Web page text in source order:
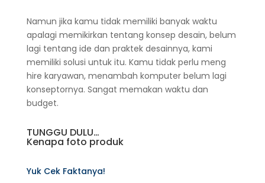
Namun jika kamu tidak memiliki banyak waktu
apalagi memikirkan tentang konsep desain, belum
lagi tentang ide dan praktek desainnya, kami
memiliki solusi untuk itu. Kamu tidak perlu meng
hire karyawan, menambah komputer belum lagi
konseptornya. Sangat memakan waktu dan
budget.
TUNGGU DULU…
Kenapa foto produk
Yuk Cek Faktanya!